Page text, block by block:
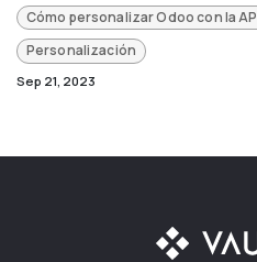
Cómo personalizar Odoo con la
Personalización
Sep 21, 2023